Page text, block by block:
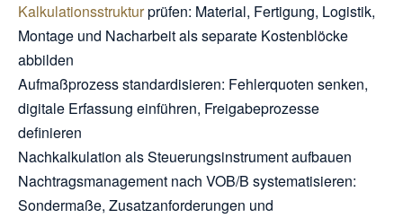
Kalkulationsstrukturprüfen: Material, Fertigung, Logistik,
Montage und Nacharbeit als separate Kostenblöcke
abbilden
Aufmaßprozess standardisieren: Fehlerquoten senken,
digitale Erfassung einführen, Freigabeprozesse
definieren
Nachkalkulation als Steuerungsinstrument aufbauen
Nachtragsmanagement nach VOB/B systematisieren:
Sondermaße, Zusatzanforderungen und